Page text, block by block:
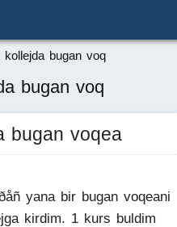
bugan voq
bugan voq
bugan voqea
yana bir bugan voqeani
kirdim. 1 kurs buldim